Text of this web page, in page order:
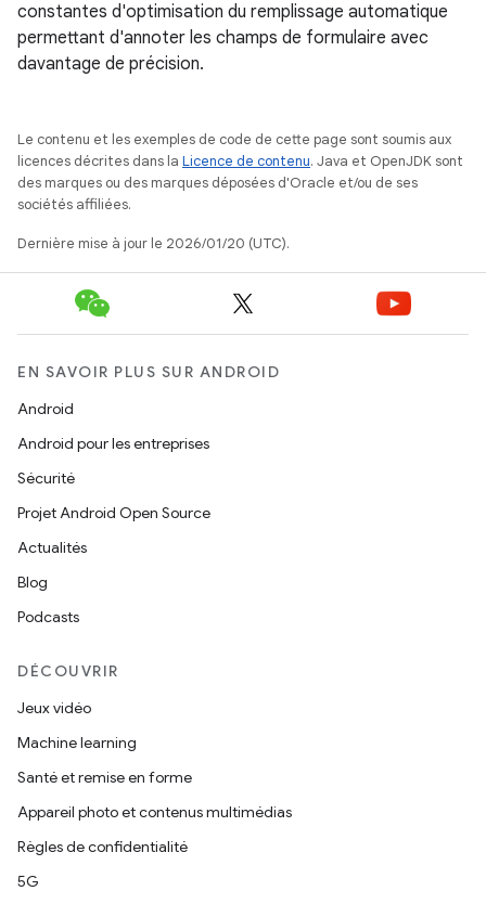
constantes d'optimisation du remplissage automatique
permettant d'annoter les champs de formulaire avec
davantage de précision.
Le contenu et les exemples de code de cette page sont soumis aux
licences décrites dans la Licence de contenu. Java et OpenJDK sont
des marques ou des marques déposées d'Oracle et/ou de ses
sociétés affiliées.
Dernière mise à jour le 2026/01/20 (UTC).
EN SAVOIR PLUS SUR ANDROID
Android
Android pour les entreprises
Sécurité
Projet Android Open Source
Actualités
Blog
Podcasts
DÉCOUVRIR
Jeux vidéo
Machine learning
Santé et remise en forme
Appareil photo et contenus multimédias
Règles de confidentialité
5G